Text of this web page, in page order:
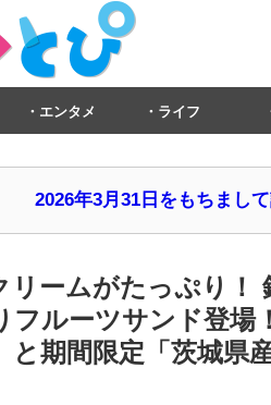
エンタメ ライフ
2026年3月31日をもちまし
リームがたっぷり！
フルーツサンド登場
と期間限定「茨城県